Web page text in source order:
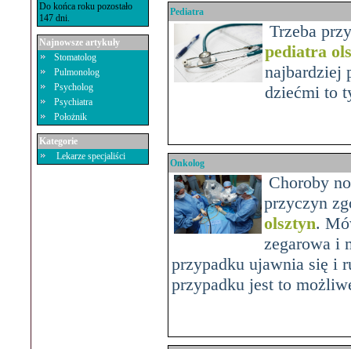
Do końca roku pozostało
147 dni.
Najnowsze artykuły
Stomatolog
Pulmonolog
Psycholog
Psychiatra
Położnik
Kategorie
Lekarze specjaliści
Pediatra
Trzeba
pediatra
najbardziej
dziećmi to
Onkolog
Choroby
przyczyn
olsztyn.
zegarowa i
przypadku ujawnia się i
przypadku jest to